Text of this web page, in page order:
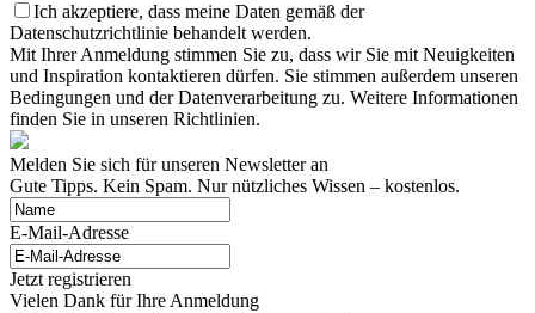
Ich akzeptiere, dass meine Daten gemäß der
Datenschutzrichtlinie behandelt werden.
Mit Ihrer Anmeldung stimmen Sie zu, dass wir Sie mit Neuigkeiten
und Inspiration kontaktieren dürfen. Sie stimmen außerdem unseren
Bedingungen und der Datenverarbeitung zu. Weitere Informationen
finden Sie in unseren Richtlinien.
Melden Sie sich für unseren Newsletter an
Gute Tipps. Kein Spam. Nur nützliches Wissen – kostenlos.
E-Mail-Adresse
Jetzt registrieren
Vielen Dank für Ihre Anmeldung